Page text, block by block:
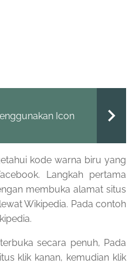
Icon
kode warna biru yang
Langkah pertama
membuka alamat situs
Wikipedia. Pada contoh
secara penuh, Pada
klik kanan, kemudian klik